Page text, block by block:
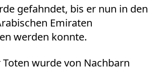
gefahndet, bis er nun in den
Emiraten
werden konnte.
Toten wurde von Nachbarn